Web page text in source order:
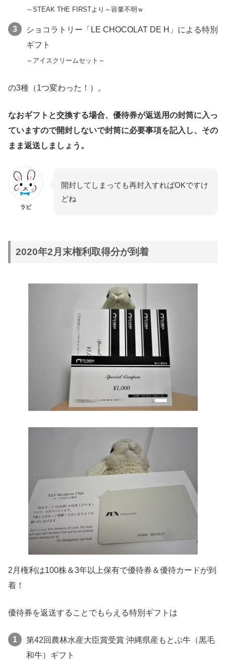
～STEAK THE FIRSTより～容量不明ｗ
ショコラトリー「LE CHOCOLAT DE H」による特別
ギフト
～アイスクリームセット～
の3種（1つ変わった！）。
なおギフトと交換する場合、優待券が返送用の封筒に入っ
ていますので開封しないで封筒に必要事項を記入し、その
まま返送しましょう。
ラビ
開封してしまっても再封入すればOKですけ
どね
2020年2月末権利取得分が到着
2月権利は100株＆3年以上保有で優待券＆優待カードが到
着！
優待券を返送することでもらえる特別ギフトは
第42回農林水産大臣賞受賞 沖縄県産もとぶ牛（黒毛
和牛）ギフト